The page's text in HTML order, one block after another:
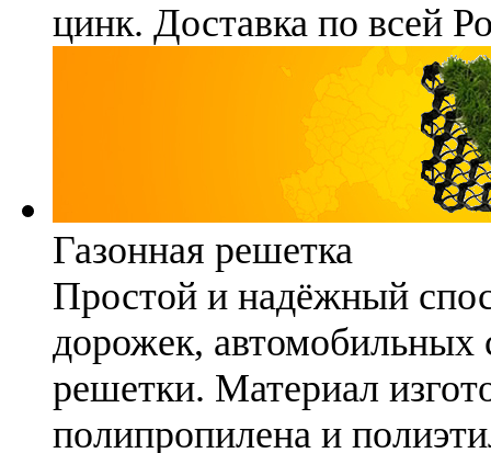
цинк. Доставка по всей
Газонная решетка
Простой и надёжный
дорожек, автомобильных
решетки. Материал
полипропилена и